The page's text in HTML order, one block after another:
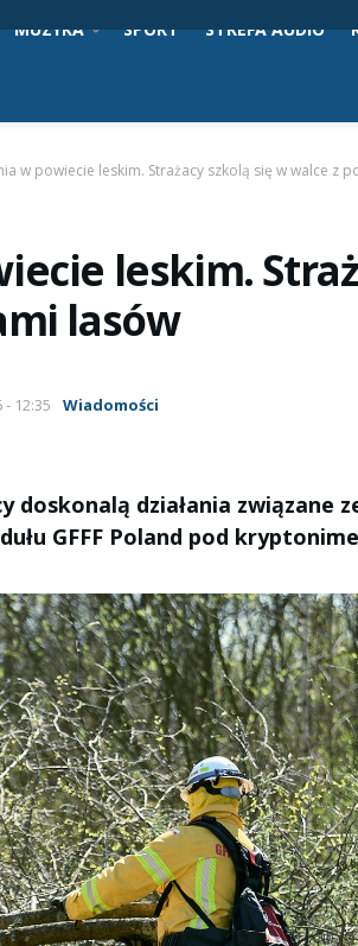
MUZYKA SPORT STREFA AUDIO
w powiecie leskim. Strażacy szkolą się w walce z
leskim.
lasów
12:35 Wiadomości
doskonalą działania związane
GFFF Poland pod